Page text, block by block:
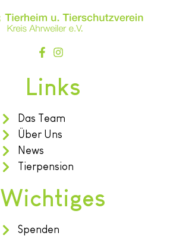
Links
Das Team
Über Uns
News
Tierpension
Wichtiges
Spenden